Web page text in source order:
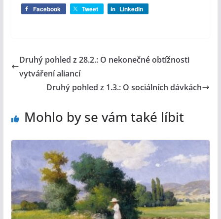
Facebook Tweet LinkedIn
Druhý pohled z 28.2.: O nekonečné obtížnosti
vytváření aliancí
Druhý pohled z 1.3.: O sociálních dávkách
Mohlo by se vám také líbit